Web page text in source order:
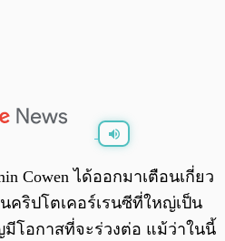
/
Cowen ได้ออกมาเตือนเกี่ยว
นคริปโตเคอร์เรนซีที่ใหญ่เป็น
โอกาสที่จะร่วงต่อ แม้ว่าในนี้